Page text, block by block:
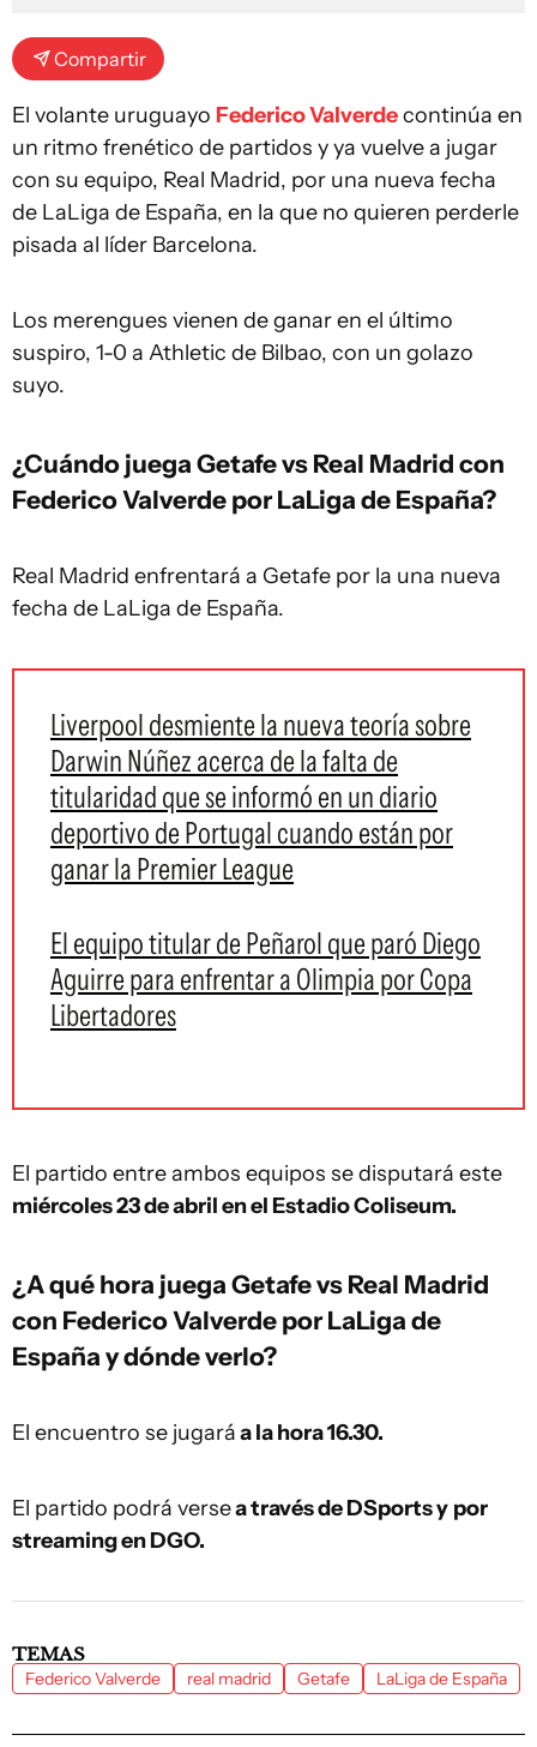
Compartir
El volante uruguayo Federico Valverdecontinúa en
un ritmo frenético de partidos y ya vuelve a jugar
con su equipo, Real Madrid, por una nueva fecha
de LaLiga de España, en la que no quieren perderle
pisada al líder Barcelona.
Los merengues vienen de ganar en el último
suspiro, 1-0 a Athletic de Bilbao, con un golazo
suyo.
¿Cuándo juega Getafe vs Real Madrid con
Federico Valverde por LaLiga de España?
Real Madrid enfrentará a Getafe por la una nueva
fecha de LaLiga de España.
Liverpool desmiente la nueva teoría sobre
Darwin Núñez acerca de la falta de
titularidad que se informó en un diario
deportivo de Portugal cuando están por
ganar la Premier League
El equipo titular de Peñarol que paró Diego
Aguirre para enfrentar a Olimpia por Copa
Libertadores
El partido entre ambos equipos se disputará este
miércoles 23 de abril en el Estadio Coliseum.
¿A qué hora juega Getafe vs Real Madrid
con Federico Valverde por LaLiga de
España y dónde verlo?
El encuentro se jugaráa la hora 16.30.
El partido podrá versea través de DSports y por
streaming en DGO.
TEMAS
Federico Valverde real madrid Getafe LaLiga de España